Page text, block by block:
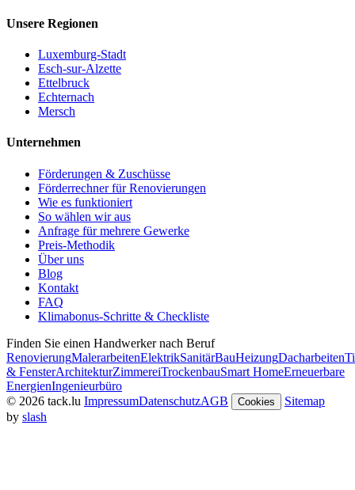
Unsere Regionen
Luxemburg-Stadt
Esch-sur-Alzette
Ettelbruck
Echternach
Mersch
Unternehmen
Förderungen & Zuschüsse
Förderrechner für Renovierungen
Wie es funktioniert
So wählen wir aus
Anfrage für mehrere Gewerke
Preis-Methodik
Über uns
Blog
Kontakt
FAQ
Klimabonus-Schritte & Checkliste
Finden Sie einen Handwerker nach Beruf
RenovierungMalerarbeitenElektrikSanitärBauHeizungDacharbeiten
& FensterArchitekturZimmereiTrockenbauSmart HomeErneuerbare
EnergienIngenieurbüro
© 2026 tack.lu ImpressumDatenschutzAGB Cookies
Sitemap
by slash